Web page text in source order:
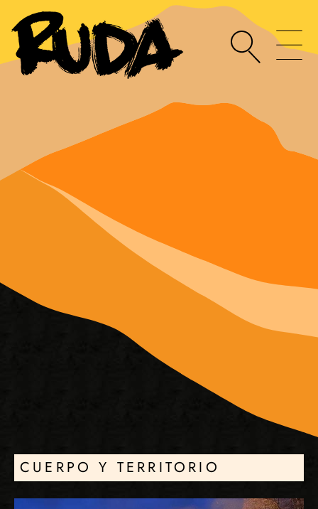
CUERPO Y TERRITORIO